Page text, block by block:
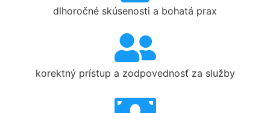
dlhoročné skúsenosti a bohatá prax
korektný prístup a zodpovednosť za služby